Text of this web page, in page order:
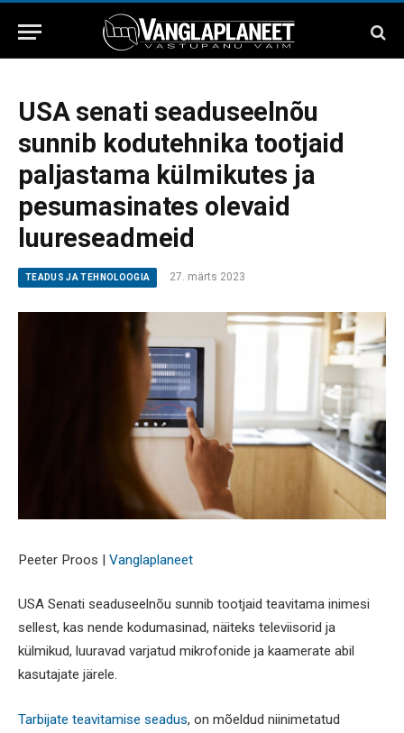
USA senati seaduseelnõu
sunnib kodutehnika tootjaid
paljastama külmikutes ja
pesumasinates olevaid
luureseadmeid
TEADUS JA TEHNOLOOGIA 27. märts 2023
Peeter Proos | Vanglaplaneet
USA Senati seaduseelnõu sunnib tootjaid teavitama inimesi
sellest, kas nende kodumasinad, näiteks televiisorid ja
külmikud, luuravad varjatud mikrofonide ja kaamerate abil
kasutajate järele.
Tarbijate teavitamise seadus, on mõeldud niinimetatud